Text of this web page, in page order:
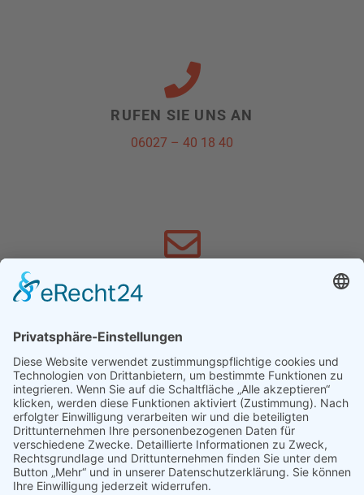
RUFEN SIE UNS AN
06027 – 40 18 40
SCHREIBEN SIE UNS
FACEBOOK
Hier geht´s zu Facebook »